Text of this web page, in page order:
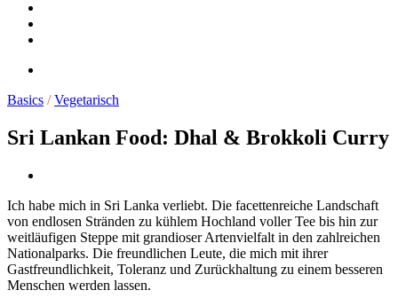
Basics /Vegetarisch
Sri Lankan Food: Dhal & Brokkoli Curry
Ich habe mich in Sri Lanka verliebt. Die facettenreiche Landschaft
von endlosen Stränden zu kühlem Hochland voller Tee bis hin zur
weitläufigen Steppe mit grandioser Artenvielfalt in den zahlreichen
Nationalparks. Die freundlichen Leute, die mich mit ihrer
Gastfreundlichkeit, Toleranz und Zurückhaltung zu einem besseren
Menschen werden lassen.